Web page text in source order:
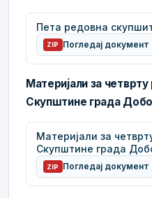
Пета редовна
ZIP Погледај документ
Материјали за
Скупштине града
Материјали за
Скупштине града
ZIP Погледај документ